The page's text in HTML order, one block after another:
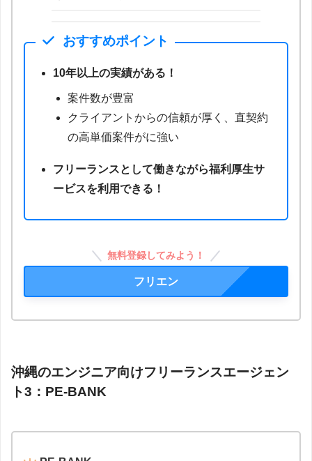
おすすめポイント
10年以上の実績がある！
案件数が豊富
クライアントからの信頼が厚く、直契約
の高単価案件がに強い
フリーランスとして働きながら福利厚生サ
ービスを利用できる！
無料登録してみよう！
フリエン
沖縄のエンジニア向けフリーランスエージェン
ト3：PE-BANK